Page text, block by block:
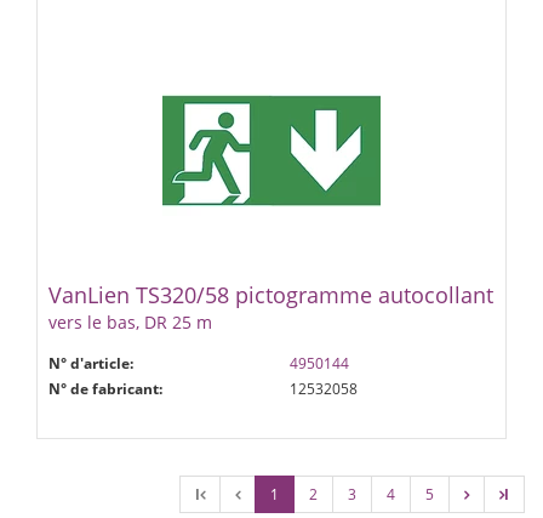
VanLien TS320/58 pictogramme autocollant
vers le bas, DR 25 m
N° d'article:
4950144
N° de fabricant:
12532058
l 1 2 3 4 5 l